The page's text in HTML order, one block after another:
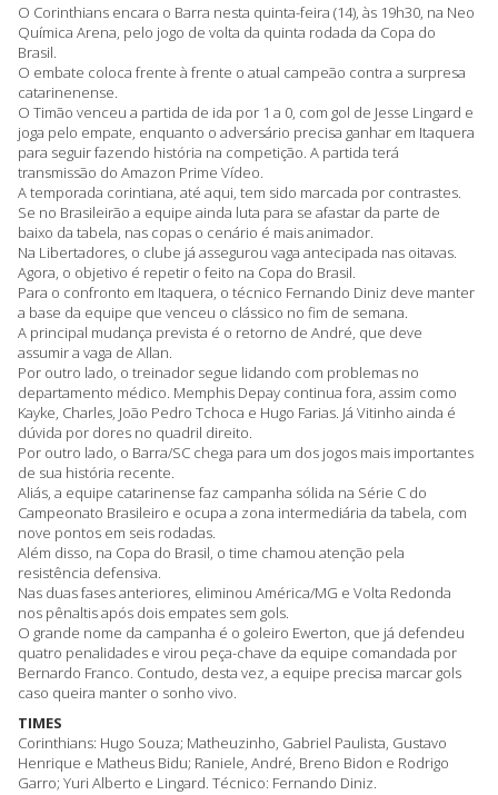
O Corinthians encara o Barra nesta quinta-feira (14), às 19h30, na Neo
Química Arena, pelo jogo de volta da quinta rodada da Copa do
Brasil.
O embate coloca frente à frente o atual campeão contra a surpresa
catarinenense.
O Timão venceu a partida de ida por 1 a 0, com gol de Jesse Lingard e
joga pelo empate, enquanto o adversário precisa ganhar em Itaquera
para seguir fazendo história na competição. A partida terá
transmissão do Amazon Prime Vídeo.
A temporada corintiana, até aqui, tem sido marcada por contrastes.
Se no Brasileirão a equipe ainda luta para se afastar da parte de
baixo da tabela, nas copas o cenário é mais animador.
Na Libertadores, o clube já assegurou vaga antecipada nas oitavas.
Agora, o objetivo é repetir o feito na Copa do Brasil.
Para o confronto em Itaquera, o técnico Fernando Diniz deve manter
a base da equipe que venceu o clássico no fim de semana.
A principal mudança prevista é o retorno de André, que deve
assumir a vaga de Allan.
Por outro lado, o treinador segue lidando com problemas no
departamento médico. Memphis Depay continua fora, assim como
Kayke, Charles, João Pedro Tchoca e Hugo Farias. Já Vitinho ainda é
dúvida por dores no quadril direito.
Por outro lado, o Barra/SC chega para um dos jogos mais importantes
de sua história recente.
Aliás, a equipe catarinense faz campanha sólida na Série C do
Campeonato Brasileiro e ocupa a zona intermediária da tabela, com
nove pontos em seis rodadas.
Além disso, na Copa do Brasil, o time chamou atenção pela
resistência defensiva.
Nas duas fases anteriores, eliminou América/MG e Volta Redonda
nos pênaltis após dois empates sem gols.
O grande nome da campanha é o goleiro Ewerton, que já defendeu
quatro penalidades e virou peça-chave da equipe comandada por
Bernardo Franco. Contudo, desta vez, a equipe precisa marcar gols
caso queira manter o sonho vivo.
TIMES
Corinthians: Hugo Souza; Matheuzinho, Gabriel Paulista, Gustavo
Henrique e Matheus Bidu; Raniele, André, Breno Bidon e Rodrigo
Garro; Yuri Alberto e Lingard. Técnico: Fernando Diniz.